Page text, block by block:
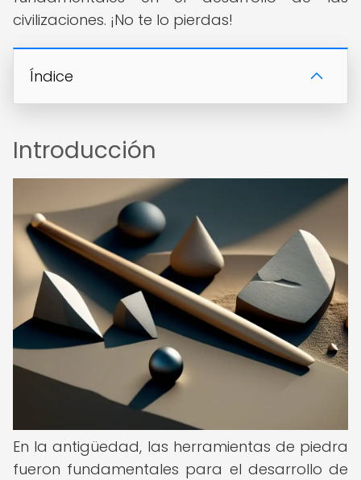
civilizaciones. ¡No te lo pierdas!
Índice
Introducción
En la antigüedad, las herramientas de piedra
fueron fundamentales para el desarrollo de